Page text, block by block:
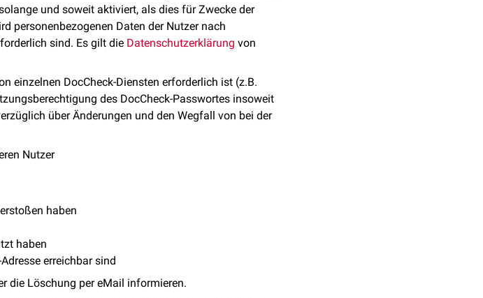
und soweit aktiviert, als dies für Zwecke der
personenbezogenen Daten der Nutzer nach
sind. Es gilt die Datenschutzerklärung von
einzelnen DocCheck-Diensten erforderlich ist (z.B.
des DocCheck-Passwortes insoweit
über Änderungen und den Wegfall von bei der
Nutzer
haben
haben
erreichbar sind
die Löschung per eMail informieren.